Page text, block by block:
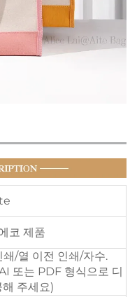
코 제품
/열 이전 인쇄/자수.
또는 PDF 형식으로 디
주세요)